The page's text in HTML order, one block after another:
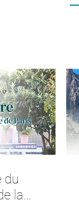
du
la